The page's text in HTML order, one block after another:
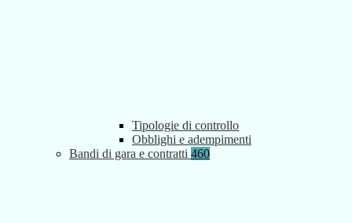
Tipologie di controllo
Obblighi e adempimenti
Bandi di gara e contratti 460